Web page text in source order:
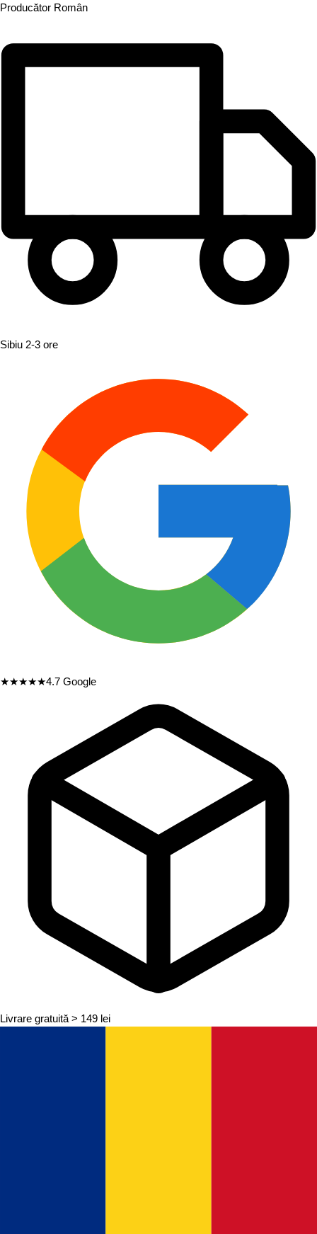
Producător Român
Sibiu 2-3 ore
★★★★★4.7 Google
Livrare gratuită > 149 lei